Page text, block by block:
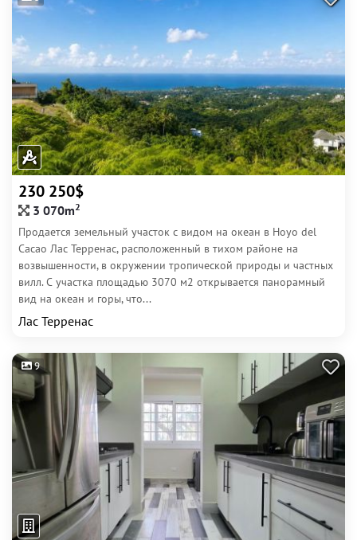
230 250$
3 070m2
Продается земельный участок с видом на океан в Hoyo del
Cacao Лас Терренас, расположенный в тихом районе на
возвышенности, в окружении тропической природы и частных
вилл. С участка площадью 3070 м2 открывается панорамный
вид на океан и горы, что...
Лас Терренас
9